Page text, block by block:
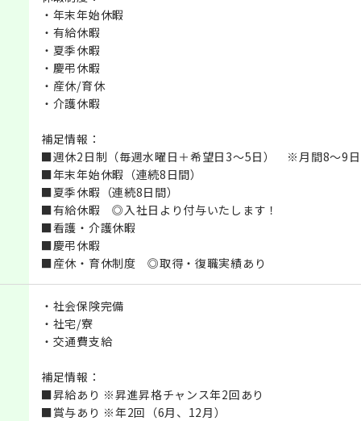
・年末年始休暇
・有給休暇
・夏季休暇
・慶弔休暇
・産休/育休
・介護休暇
補足情報：
■週休2日制（毎週水曜日＋希望日3～5日） ※月間8～9日
■年末年始休暇（連続8日間）
■夏季休暇（連続8日間）
■有給休暇 ◎入社日より付与いたします！
■看護・介護休暇
■慶弔休暇
■産休・育休制度 ◎取得・復職実績あり
・社会保険完備
・社宅/寮
・交通費支給
補足情報：
■昇給あり ※昇進昇格チャンス年2回あり
■賞与あり ※年2回（6月、12月）